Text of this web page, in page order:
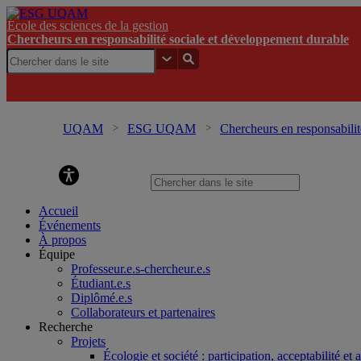
École des sciences de la gestion
Chercheurs en responsabilité sociale et développement durable
UQAM ESG UQAM Chercheurs en
Accueil
Événements
À propos
Équipe
Professeur.e.s-chercheur.e.s
Étudiant.e.s
Diplômé.e.s
Collaborateurs et partenaires
Recherche
Projets
Écologie et société : participation, acceptabilité et